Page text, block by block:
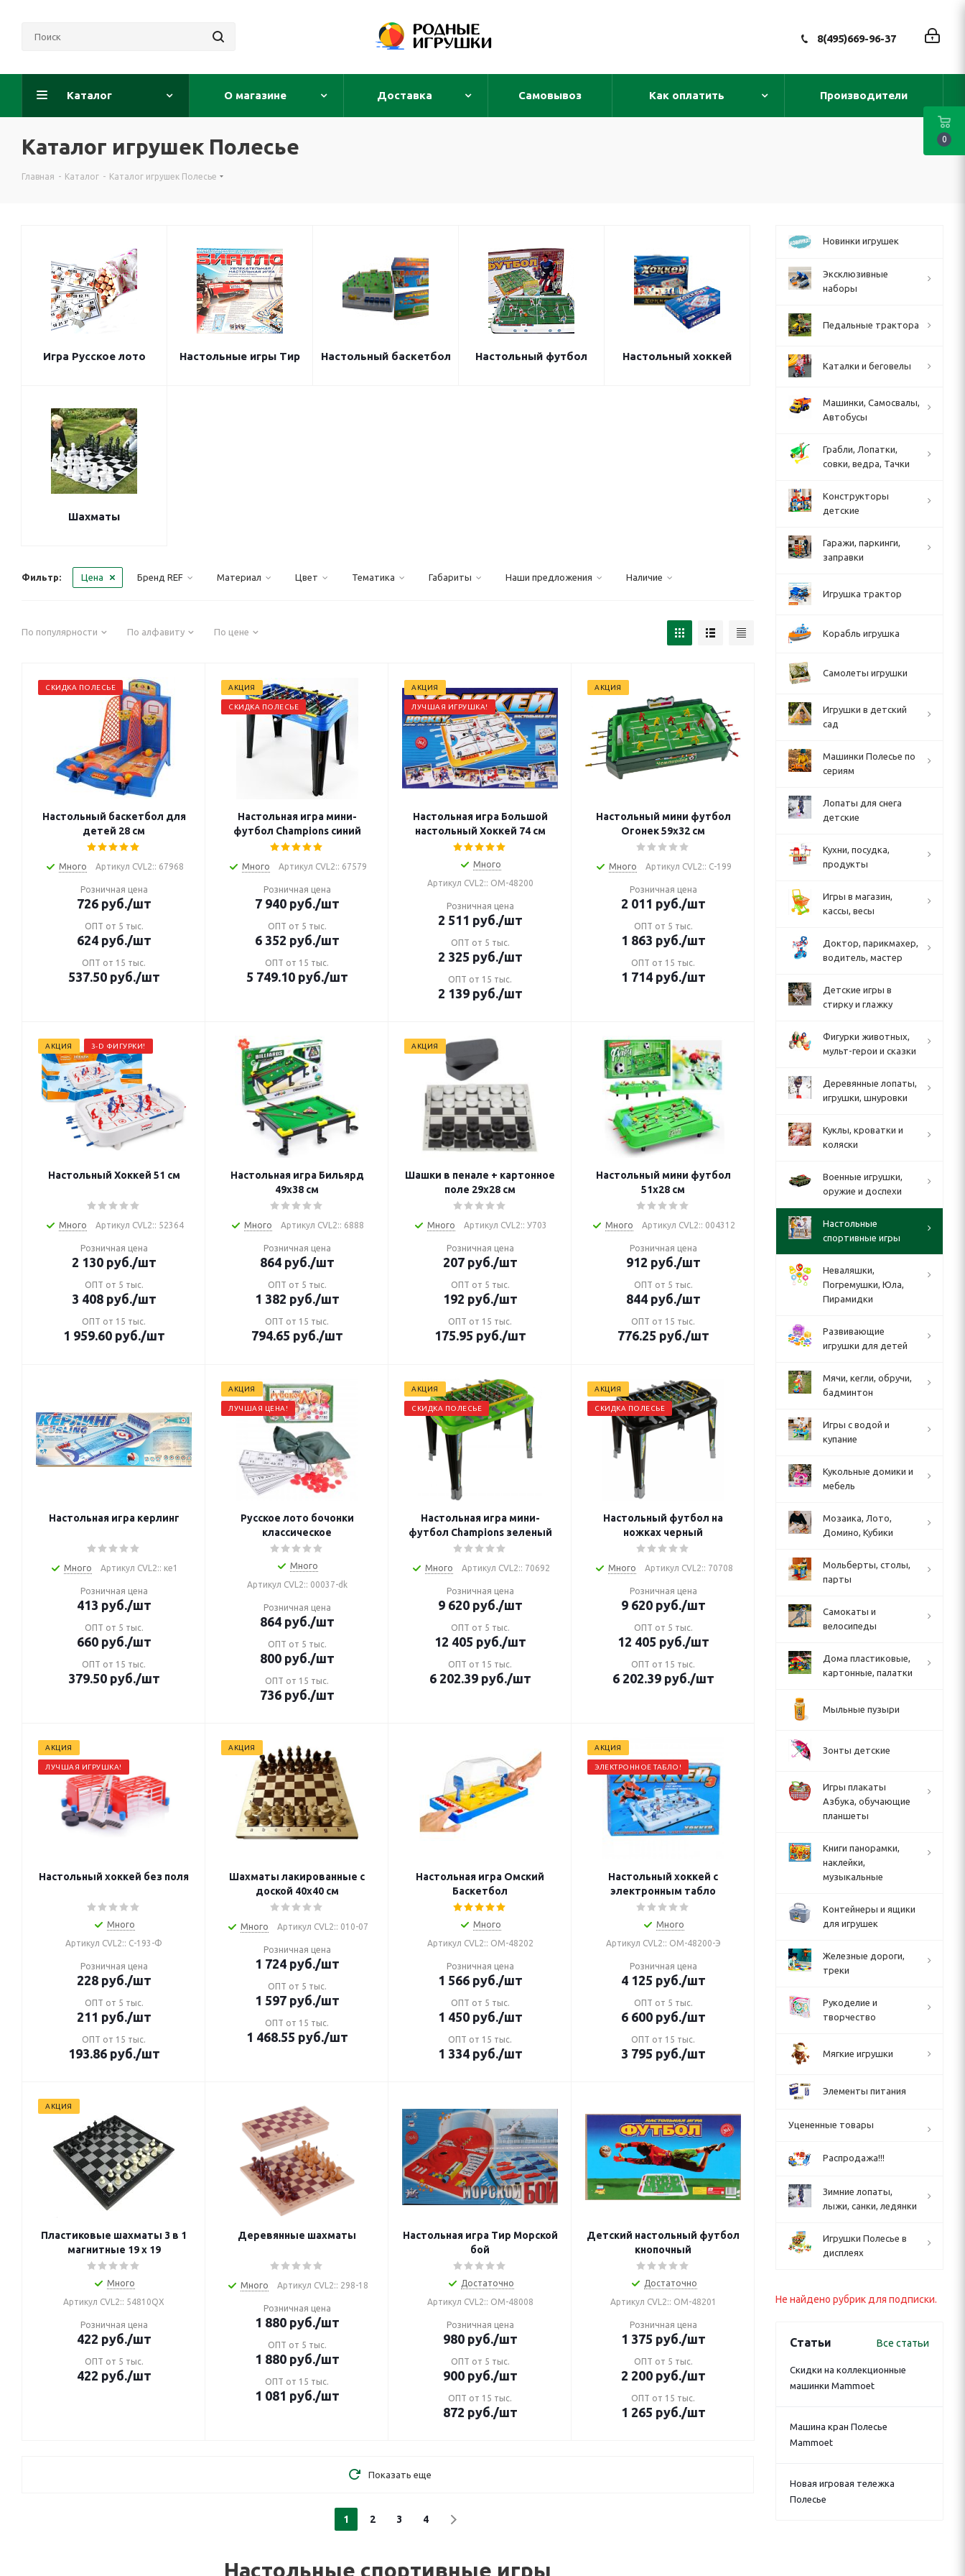
8(495)669-96-37
Каталог О магазине Доставка Самовывоз Как оплатить Производители
Каталог игрушек Полесье
Главная - Каталог - Каталог игрушек Полесье
Игра Русское лото Настольные игры Тир Настольный баскетбол Настольный футбол Настольный хоккей
Шахматы
Фильтр: Цена Бренд REF Материал Цвет Тематика Габариты Наши предложения Наличие
По популярности По алфавиту По цене
СКИДКА ПОЛЕСЬЕ
Настольный баскетбол для
детей 28 см
Много Артикул CVL2:: 67968
Розничная цена
726руб./шт
ОПТ от 5 тыс.
624руб./шт
ОПТ от 15 тыс.
537.50руб./шт
АКЦИЯ
СКИДКА ПОЛЕСЬЕ
Настольная игра мини-
футбол Champions синий
Много Артикул CVL2:: 67579
Розничная цена
7 940руб./шт
ОПТ от 5 тыс.
6 352 руб./шт
ОПТ от 15 тыс.
5 749.10руб./шт
АКЦИЯ
ЛУЧШАЯ ИГРУШКА!
Настольная игра Большой
настольный Хоккей 74 см
Много
Артикул CVL2:: ОМ-48200
Розничная цена
2 511 руб./шт
ОПТ от 5 тыс.
2 325 руб./шт
ОПТ от 15 тыс.
2 139руб./шт
АКЦИЯ
Настольный мини футбол
Огонек 59х32 см
Много Артикул CVL2:: С-199
Розничная цена
2 011 руб./шт
ОПТ от 5 тыс.
1 863 руб./шт
ОПТ от 15 тыс.
1 714руб./шт
АКЦИЯ 3-D ФИГУРКИ!
Настольный Хоккей 51 см
Много Артикул CVL2:: 52364
Розничная цена
2 130руб./шт
ОПТ от 5 тыс.
3 408руб./шт
ОПТ от 15 тыс.
1 959.60руб./шт
Настольная игра Бильярд
49х38 см
Много Артикул CVL2:: 6888
Розничная цена
864руб./шт
ОПТ от 5 тыс.
1 382 руб./шт
ОПТ от 15 тыс.
794.65 руб./шт
АКЦИЯ
Шашки в пенале + картонное
поле 29х28 см
Много Артикул CVL2:: У703
Розничная цена
207руб./шт
ОПТ от 5 тыс.
192 руб./шт
ОПТ от 15 тыс.
175.95 руб./шт
Настольный мини футбол
51х28 см
Много Артикул CVL2:: 004312
Розничная цена
912 руб./шт
ОПТ от 5 тыс.
844руб./шт
ОПТ от 15 тыс.
776.25 руб./шт
Настольная игра керлинг
Много Артикул CVL2:: ке1
Розничная цена
413 руб./шт
ОПТ от 5 тыс.
660руб./шт
ОПТ от 15 тыс.
379.50руб./шт
АКЦИЯ
ЛУЧШАЯ ЦЕНА!
Русское лото бочонки
классическое
Много
Артикул CVL2:: 00037-dk
Розничная цена
864руб./шт
ОПТ от 5 тыс.
800руб./шт
ОПТ от 15 тыс.
736руб./шт
АКЦИЯ
СКИДКА ПОЛЕСЬЕ
Настольная игра мини-
футбол Champions зеленый
Много Артикул CVL2:: 70692
Розничная цена
9 620руб./шт
ОПТ от 5 тыс.
12 405 руб./шт
ОПТ от 15 тыс.
6 202.39руб./шт
АКЦИЯ
СКИДКА ПОЛЕСЬЕ
Настольный футбол на
ножках черный
Много Артикул CVL2:: 70708
Розничная цена
9 620руб./шт
ОПТ от 5 тыс.
12 405 руб./шт
ОПТ от 15 тыс.
6 202.39руб./шт
АКЦИЯ
ЛУЧШАЯ ИГРУШКА!
Настольный хоккей без поля
Много
Артикул CVL2:: С-193-Ф
Розничная цена
228руб./шт
ОПТ от 5 тыс.
211 руб./шт
ОПТ от 15 тыс.
193.86руб./шт
АКЦИЯ
Шахматы лакированные с
доской 40х40 см
Много Артикул CVL2:: 010-07
Розничная цена
1 724руб./шт
ОПТ от 5 тыс.
1 597руб./шт
ОПТ от 15 тыс.
1 468.55 руб./шт
Настольная игра Омский
Баскетбол
Много
Артикул CVL2:: ОМ-48202
Розничная цена
1 566руб./шт
ОПТ от 5 тыс.
1 450руб./шт
ОПТ от 15 тыс.
1 334руб./шт
АКЦИЯ
ЭЛЕКТРОННОЕ ТАБЛО!
Настольный хоккей с
электронным табло
Много
Артикул CVL2:: ОМ-48200-Э
Розничная цена
4 125 руб./шт
ОПТ от 5 тыс.
6 600руб./шт
ОПТ от 15 тыс.
3 795 руб./шт
АКЦИЯ
Пластиковые шахматы 3 в 1
магнитные 19 x 19
Много
Артикул CVL2:: 54810QX
Розничная цена
422 руб./шт
ОПТ от 5 тыс.
422 руб./шт
Деревянные шахматы
Много Артикул CVL2:: 298-18
Розничная цена
1 880руб./шт
ОПТ от 5 тыс.
1 880руб./шт
ОПТ от 15 тыс.
1 081 руб./шт
Настольная игра Тир Морской
бой
Достаточно
Артикул CVL2:: ОМ-48008
Розничная цена
980руб./шт
ОПТ от 5 тыс.
900руб./шт
ОПТ от 15 тыс.
872 руб./шт
Детский настольный футбол
кнопочный
Достаточно
Артикул CVL2:: ОМ-48201
Розничная цена
1 375 руб./шт
ОПТ от 5 тыс.
2 200руб./шт
ОПТ от 15 тыс.
1 265 руб./шт
Показать еще
1 2 3 4
Настольные спортивные игры
Новинки игрушек
Эксклюзивные
наборы
Педальные трактора
Каталки и беговелы
Машинки, Самосвалы,
Автобусы
Грабли, Лопатки,
совки, ведра, Тачки
Конструкторы
детские
Гаражи, паркинги,
заправки
Игрушка трактор
Корабль игрушка
Самолеты игрушки
Игрушки в детский
сад
Машинки Полесье по
сериям
Лопаты для снега
детские
Кухни, посудка,
продукты
Игры в магазин,
кассы, весы
Доктор, парикмахер,
водитель, мастер
Детские игры в
стирку и глажку
Фигурки животных,
мульт-герои и сказки
Деревянные лопаты,
игрушки, шнуровки
Куклы, кроватки и
коляски
Военные игрушки,
оружие и доспехи
Настольные
спортивные игры
Неваляшки,
Погремушки, Юла,
Пирамидки
Развивающие
игрушки для детей
Мячи, кегли, обручи,
бадминтон
Игры с водой и
купание
Кукольные домики и
мебель
Мозаика, Лото,
Домино, Кубики
Мольберты, столы,
парты
Cамокаты и
велосипеды
Дома пластиковые,
картонные, палатки
Мыльные пузыри
Зонты детские
Игры плакаты
Азбука, обучающие
планшеты
Книги панорамки,
наклейки,
музыкальные
Контейнеры и ящики
для игрушек
Железные дороги,
треки
Рукоделие и
творчество
Мягкие игрушки
Элементы питания
Уцененные товары
Распродажа!!!
Зимние лопаты,
лыжи, санки, ледянки
Игрушки Полесье в
дисплеях
Не найдено рубрик для подписки.
Статьи Все статьи
Скидки на коллекционные
машинки Mammoet
Машина кран Полесье
Mammoet
Новая игровая тележка
Полесье
0